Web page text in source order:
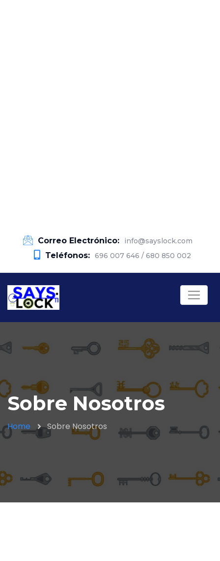
Correo Electrónico: info@sayslock.com
Teléfonos: 696 007 646 / 680 850 002
Sobre Nosotros
Home Sobre Nosotros